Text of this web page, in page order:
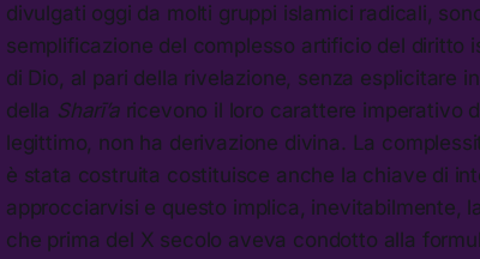
divulgati oggi da molti gruppi islamici radicali,
semplificazione del complesso artificio del diritto
di Dio, al pari della rivelazione, senza esplicitare
della Sharī’aricevono il loro carattere imperativo
legittimo, non ha derivazione divina. La
è stata costruita costituisce anche la chiave di
approcciarvisi e questo implica, inevitabilmente,
che prima del X secolo aveva condotto alla